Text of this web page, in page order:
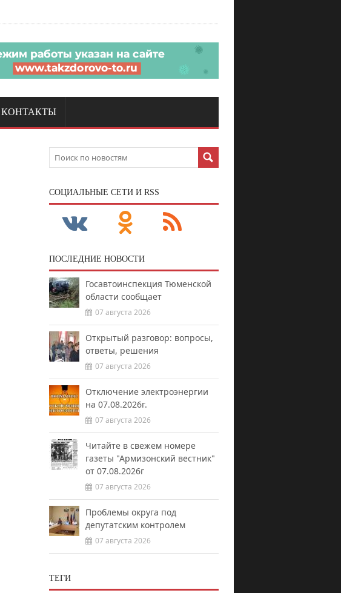
КОНТАКТЫ
CОЦИАЛЬНЫЕ СЕТИ И RSS
ПОСЛЕДНИЕ НОВОСТИ
Госавтоинспекция Тюменской
области сообщает
07 августа 2026
Открытый разговор: вопросы,
ответы, решения
07 августа 2026
Отключение электроэнергии
на 07.08.2026г.
07 августа 2026
Читайте в свежем номере
газеты "Армизонский вестник"
от 07.08.2026г
07 августа 2026
Проблемы округа под
депутатским контролем
07 августа 2026
ТЕГИ